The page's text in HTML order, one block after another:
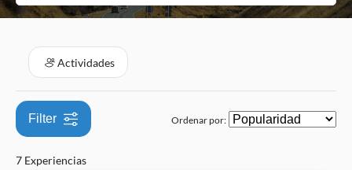
Tipo de entrada
Cancelación gratuita
Confirmación al momento
Visita guiada
Categorías
Actividades
Actividades aéreas
Paseos en helicóptero
Actividades al aire libre
Actividades
Filter Ordenar por:
7 Experiencias